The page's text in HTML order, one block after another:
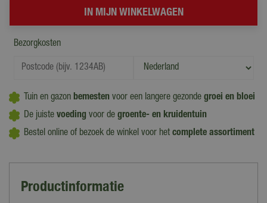
Bezorgkosten
Tuin en gazon bemesten voor een langere gezonde groei en bloei
De juiste voeding voor de groente- en kruidentuin
Bestel online of bezoek de winkel voor het complete assortiment
Productinformatie